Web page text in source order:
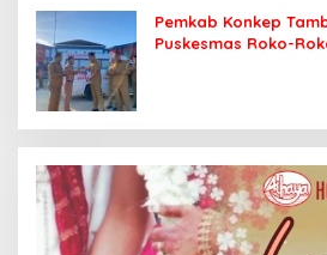
Pemkab Konkep
Puskesmas Roko-